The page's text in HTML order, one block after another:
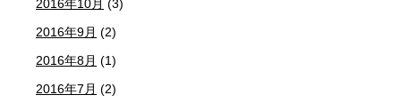
2016年10月 (3)
2016年9月 (2)
2016年8月 (1)
2016年7月 (2)